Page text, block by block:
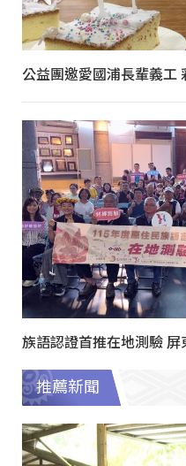
公益團邀愛國浦長輩義工
族語認證首推在地測驗
推薦新聞